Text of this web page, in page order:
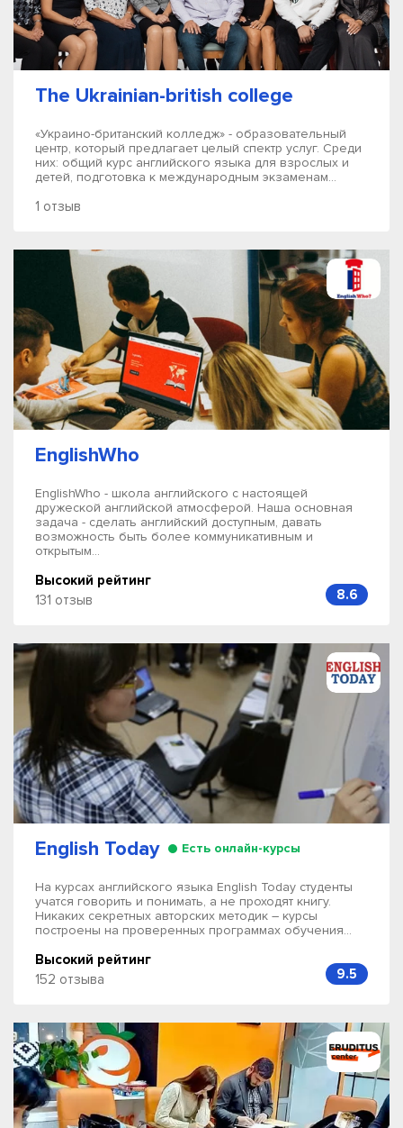
The Ukrainian-british college
«Украино-британский колледж» - образовательный
центр, который предлагает целый спектр услуг. Среди
них: общий курс английского языка для взрослых и
детей, подготовка к международным экзаменам...
1 отзыв
EnglishWho
EnglishWho - школа английского с настоящей
дружеской английской атмосферой. Наша основная
задача - сделать английский доступным, давать
возможность быть более коммуникативным и
открытым...
Высокий рейтинг
131 отзыв
8.6
English Today Есть онлайн-курсы
На курсах английского языка English Today студенты
учатся говорить и понимать, а не проходят книгу.
Никаких секретных авторских методик – курсы
построены на проверенных программах обучения...
Высокий рейтинг
152 отзыва
9.5